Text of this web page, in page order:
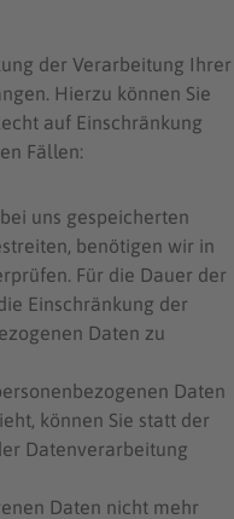
der Verarbeitung Ihrer
Hierzu können Sie
auf Einschränkung
Fällen:
uns gespeicherten
benötigen wir in
Für die Dauer der
Einschränkung der
Daten zu
Daten
können Sie statt der
Datenverarbeitung
Daten nicht mehr